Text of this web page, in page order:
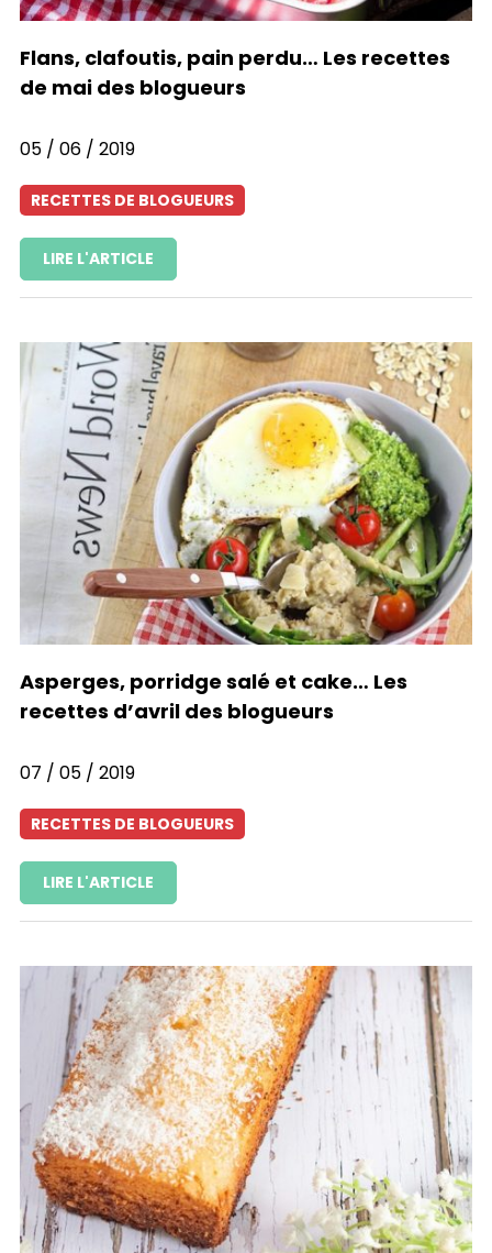
Flans, clafoutis, pain perdu… Les recettes
de mai des blogueurs
05 / 06 / 2019
RECETTES DE BLOGUEURS
LIRE L'ARTICLE
Asperges, porridge salé et cake… Les
recettes d’avril des blogueurs
07 / 05 / 2019
RECETTES DE BLOGUEURS
LIRE L'ARTICLE